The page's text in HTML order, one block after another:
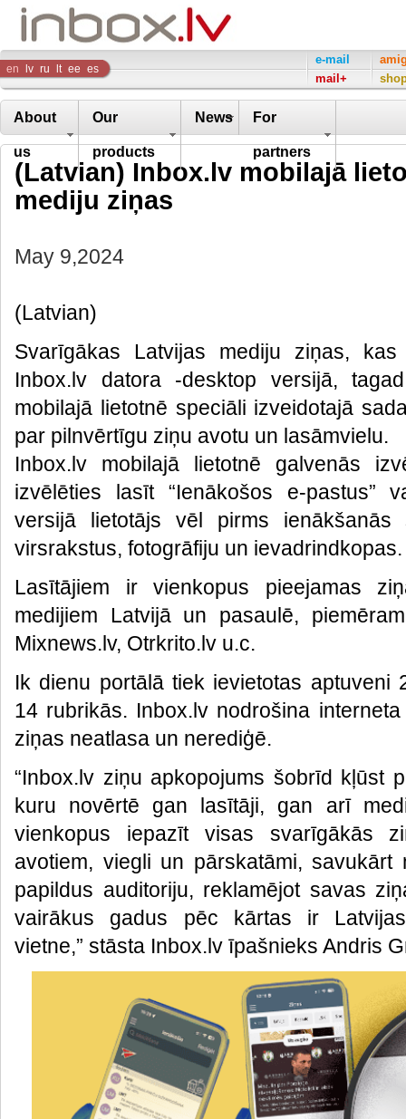
Inbox
Company
en lv ru lt ee es
e-mail
mail+
About
us
Our
products
News For
partners
(Latvian) Inbox.lv mobilajā
mediju ziņas
May 9,2024
(Latvian)
Svarīgākas Latvijas mediju ziņas,
Inbox.lv datora -desktop versijā,
mobilajā lietotnē speciāli izveidotajā
par pilnvērtīgu ziņu avotu un lasāmvielu.
Inbox.lv mobilajā lietotnē galvenās
izvēlēties lasīt “Ienākošos e-pastus”
versijā lietotājs vēl pirms
virsrakstus, fotogrāfiju un ievadrindkopas.
Lasītājiem ir vienkopus pieejamas
medijiem Latvijā un pasaulē,
Mixnews.lv, Otrkrito.lv u.c.
Ik dienu portālā tiek ievietotas aptuveni
14 rubrikās. Inbox.lv nodrošina
ziņas neatlasa un nerediģē.
“Inbox.lv ziņu apkopojums šobrīd kļūst
kuru novērtē gan lasītāji, gan arī
vienkopus iepazīt visas svarīgākās
avotiem, viegli un pārskatāmi,
papildus auditoriju, reklamējot savas
vairākus gadus pēc kārtas ir
vietne,” stāsta Inbox.lv īpašnieks Andris